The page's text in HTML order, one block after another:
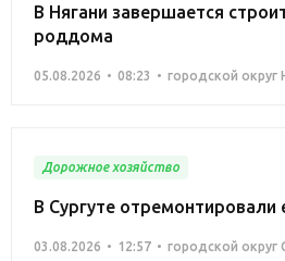
В Нягани завершается
роддома
05.08.2026 08:23 городской округ
Дорожное хозяйство
В Сургуте
03.08.2026 12:57 городской округ